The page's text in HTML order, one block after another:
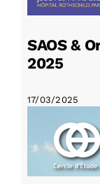
SAOS &
2025
17/03/2025